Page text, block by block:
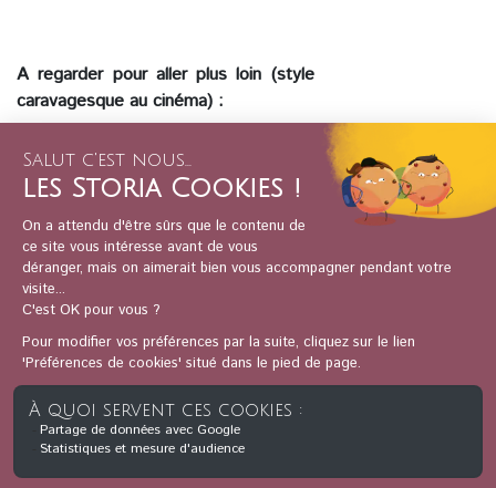
A regarder pour aller plus loin (style
caravagesque au cinéma) :
1971.
Le Parrain, Francis Ford Coppola,
1972.
Mean Streets, Martin Scorsese,
1976.
Retour
Je démarre l'essai gratuit
Acheter cette conférence à
l’unité